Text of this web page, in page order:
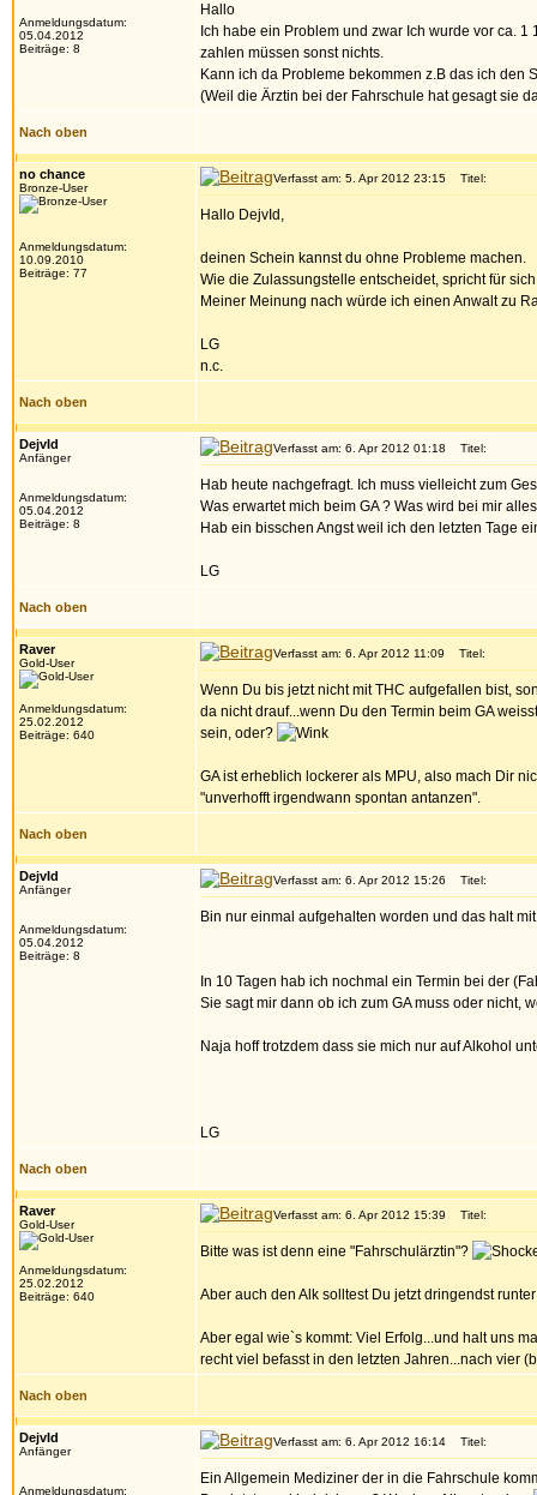
Anmeldungsdatum:
05.04.2012
Beiträge: 8
Hallo
Ich habe ein Problem und zwar Ich wurde vor ca.
zahlen müssen sonst nichts.
Kann ich da Probleme bekommen z.B das ich den
(Weil die Ärztin bei der Fahrschule hat gesagt sie
Nach oben
no chance
Bronze-User
Anmeldungsdatum:
10.09.2010
Beiträge: 77
Verfasst am: 5. Apr 2012 23:15 Titel:
Hallo DejvId,
deinen Schein kannst du ohne Probleme machen.
Wie die Zulassungstelle entscheidet, spricht für
Meiner Meinung nach würde ich einen Anwalt zu
LG
n.c.
Nach oben
DejvId
Anfänger
Anmeldungsdatum:
05.04.2012
Beiträge: 8
Verfasst am: 6. Apr 2012 01:18 Titel:
Hab heute nachgefragt. Ich muss vielleicht zum
Was erwartet mich beim GA ? Was wird bei mir
Hab ein bisschen Angst weil ich den letzten Tage
LG
Nach oben
Raver
Gold-User
Anmeldungsdatum:
25.02.2012
Beiträge: 640
Verfasst am: 6. Apr 2012 11:09 Titel:
Wenn Du bis jetzt nicht mit THC aufgefallen bist,
da nicht drauf...wenn Du den Termin beim GA
sein, oder?
GA ist erheblich lockerer als MPU, also mach Dir
"unverhofft irgendwann spontan antanzen".
Nach oben
DejvId
Anfänger
Anmeldungsdatum:
05.04.2012
Beiträge: 8
Verfasst am: 6. Apr 2012 15:26 Titel:
Bin nur einmal aufgehalten worden und das halt
In 10 Tagen hab ich nochmal ein Termin bei der
Sie sagt mir dann ob ich zum GA muss oder nicht,
Naja hoff trotzdem dass sie mich nur auf Alkohol
LG
Nach oben
Raver
Gold-User
Anmeldungsdatum:
25.02.2012
Beiträge: 640
Verfasst am: 6. Apr 2012 15:39 Titel:
Bitte was ist denn eine "Fahrschulärztin"?
Aber auch den Alk solltest Du jetzt dringendst
Aber egal wie`s kommt: Viel Erfolg...und halt uns
recht viel befasst in den letzten Jahren...nach vier
Nach oben
DejvId
Anfänger
Anmeldungsdatum:
Verfasst am: 6. Apr 2012 16:14 Titel:
Ein Allgemein Mediziner der in die Fahrschule